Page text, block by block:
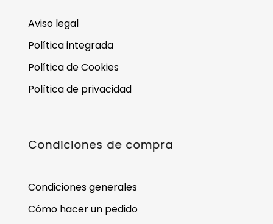
Aviso legal
Política integrada
Política de Cookies
Política de privacidad
Condiciones de compra
Condiciones generales
Cómo hacer un pedido